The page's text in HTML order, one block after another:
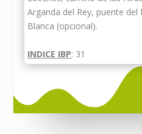
Arganda del Rey, puente del
Blanca (opcional).
INDICE IBP: 31